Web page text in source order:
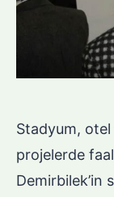
Stadyum,
projelerde
Demirbilek’in